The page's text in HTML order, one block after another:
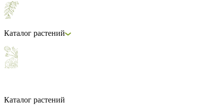
Каталог растений
Каталог растений